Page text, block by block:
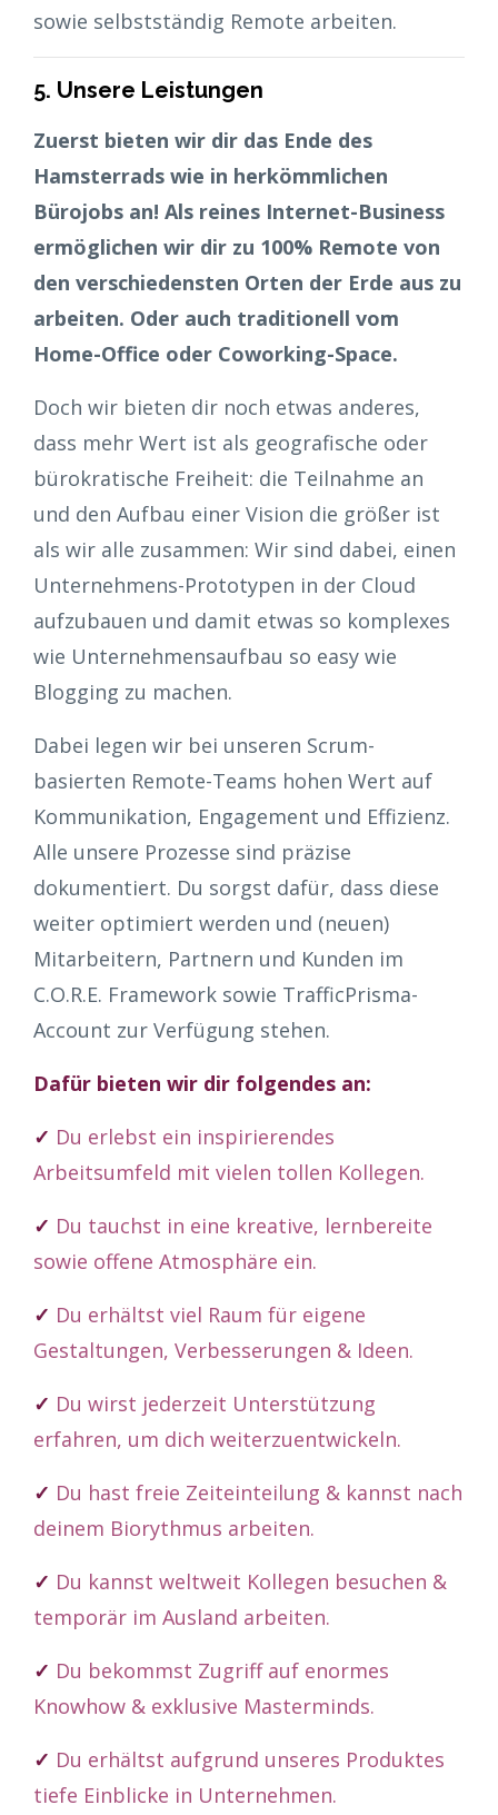
sowie selbstständig Remote arbeiten.
5. Unsere Leistungen
Zuerst bieten wir dir das Ende des
Hamsterrads wie in herkömmlichen
Bürojobs an! Als reines Internet-Business
ermöglichen wir dir zu 100% Remote von
den verschiedensten Orten der Erde aus zu
arbeiten. Oder auch traditionell vom
Home-Office oder Coworking-Space.
Doch wir bieten dir noch etwas anderes,
dass mehr Wert ist als geografische oder
bürokratische Freiheit: die Teilnahme an
und den Aufbau einer Vision die größer ist
als wir alle zusammen: Wir sind dabei, einen
Unternehmens-Prototypen in der Cloud
aufzubauen und damit etwas so komplexes
wie Unternehmensaufbau so easy wie
Blogging zu machen.
Dabei legen wir bei unseren Scrum-
basierten Remote-Teams hohen Wert auf
Kommunikation, Engagement und Effizienz.
Alle unsere Prozesse sind präzise
dokumentiert. Du sorgst dafür, dass diese
weiter optimiert werden und (neuen)
Mitarbeitern, Partnern und Kunden im
C.O.R.E. Framework sowie TrafficPrisma-
Account zur Verfügung stehen.
Dafür bieten wir dir folgendes an:
✓ Du erlebst ein inspirierendes
Arbeitsumfeld mit vielen tollen Kollegen.
✓ Du tauchst in eine kreative, lernbereite
sowie offene Atmosphäre ein.
✓ Du erhältst viel Raum für eigene
Gestaltungen, Verbesserungen & Ideen.
✓ Du wirst jederzeit Unterstützung
erfahren, um dich weiterzuentwickeln.
✓ Du hast freie Zeiteinteilung & kannst nach
deinem Biorythmus arbeiten.
✓ Du kannst weltweit Kollegen besuchen &
temporär im Ausland arbeiten.
✓ Du bekommst Zugriff auf enormes
Knowhow & exklusive Masterminds.
✓ Du erhältst aufgrund unseres Produktes
tiefe Einblicke in Unternehmen.